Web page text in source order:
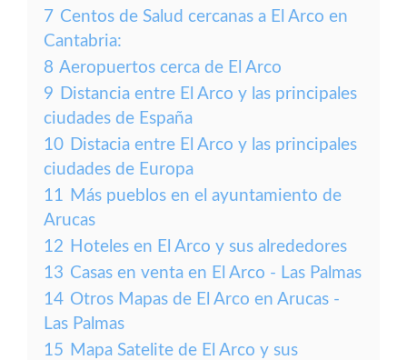
7 Centos de Salud cercanas a El Arco en
Cantabria:
8 Aeropuertos cerca de El Arco
9 Distancia entre El Arco y las principales
ciudades de España
10 Distacia entre El Arco y las principales
ciudades de Europa
11 Más pueblos en el ayuntamiento de
Arucas
12 Hoteles en El Arco y sus alrededores
13 Casas en venta en El Arco - Las Palmas
14 Otros Mapas de El Arco en Arucas -
Las Palmas
15 Mapa Satelite de El Arco y sus